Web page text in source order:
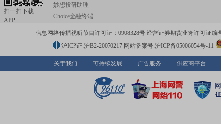
损失理算师
损失理算师是指承保事故发生后，计算损失赔偿金额，确定分担赔偿责任的理算人。
际保险实务习惯，损失理算师又分为陆上损失理算师与海损理算师。前者...详情
理赔代理人指受保险企业委托从事处理赔案工作的代理人。详情
扫一扫下载
APP
妙想投研助理
Choice金融终端
信息网络传播视听节目许可证：0908328号 经营证券期货业务许可证编
沪ICP证:沪B2-20070217 网站备案号:沪ICP备05006054号-11
关于我们 可持续发展 广告服务 供应商平台